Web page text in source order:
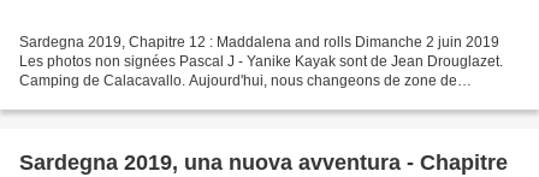
Sardegna 2019, Chapitre 12 : Maddalena and rolls Dimanche 2 juin 2019
Les photos non signées Pascal J - Yanike Kayak sont de Jean Drouglazet.
Camping de Calacavallo. Aujourd'hui, nous changeons de zone de
Sardegna 2019, una nuova avventura - Chapitre